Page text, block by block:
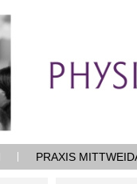
PRAXIS